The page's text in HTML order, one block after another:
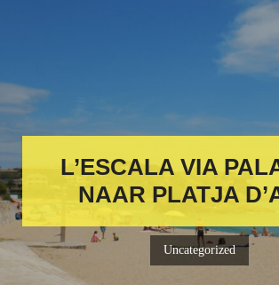
L’ESCALA VIA
NAAR PLATJA
Uncategorized